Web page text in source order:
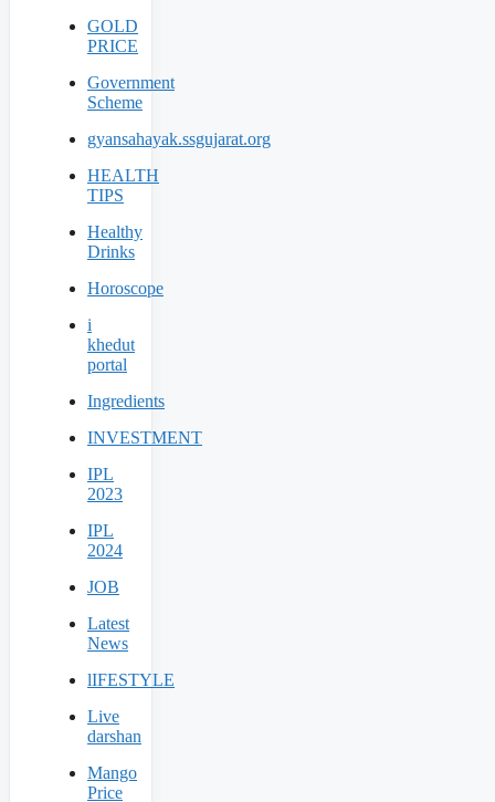
GOLD
PRICE
Government
Scheme
gyansahayak.ssgujarat.org
HEALTH
TIPS
Healthy
Drinks
Horoscope
i
khedut
portal
Ingredients
INVESTMENT
IPL
2023
IPL
2024
JOB
Latest
News
lIFESTYLE
Live
darshan
Mango
Price